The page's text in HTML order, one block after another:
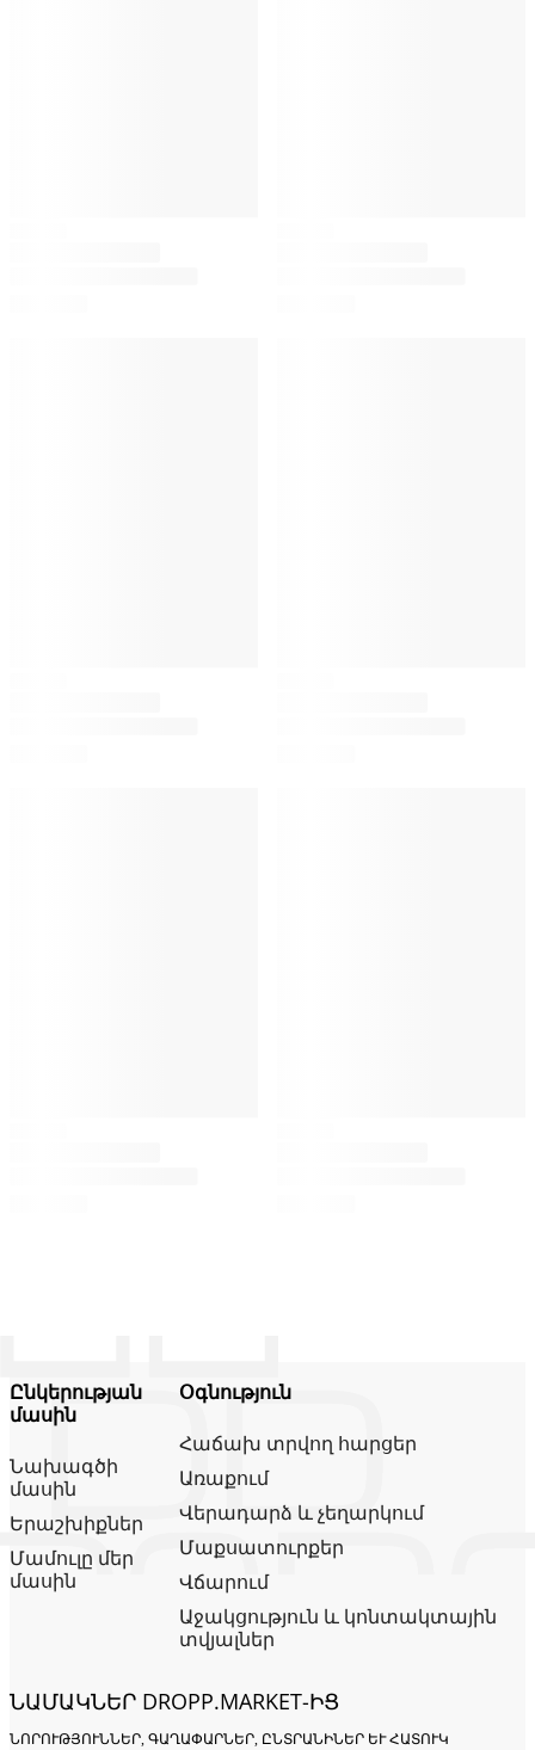
Ընկերության
մասին
Նախագծի
մասին
Երաշխիքներ
Մամուլը մեր
մասին
Օգնություն
Հաճախ տրվող հարցեր
Առաքում
Վերադարձ և չեղարկում
Մաքսատուրքեր
Վճարում
Աջակցություն և կոնտակտային
տվյալներ
ՆԱՄԱԿՆԵՐ DROPP.MARKET-ԻՑ
ՆՈՐՈՒԹՅՈՒՆՆԵՐ, ԳԱՂԱՓԱՐՆԵՐ, ԸՆՏՐԱՆԻՆԵՐ ԵՒ ՀԱՏՈՒԿ Ա